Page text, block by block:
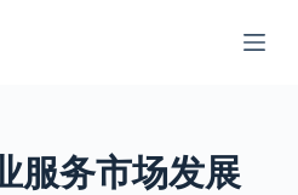
服务市场发展